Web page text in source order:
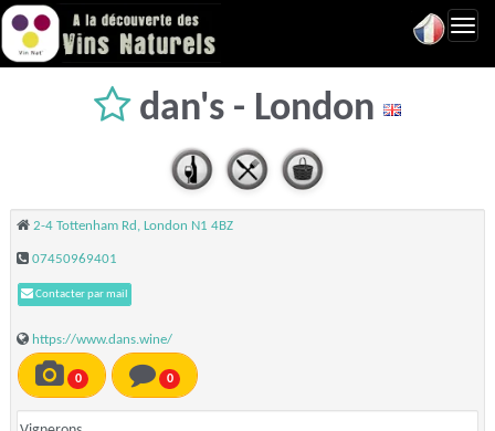
dan's - London
2-4 Tottenham Rd, London N1 4BZ
07450969401
Contacter par mail
https://www.dans.wine/
0 0